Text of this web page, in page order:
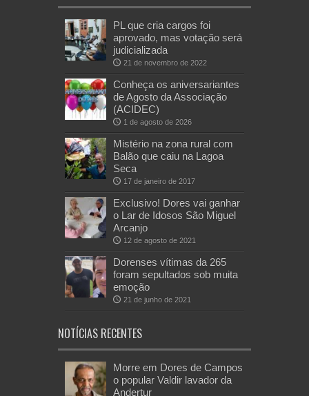
PL que cria cargos foi
aprovado, mas votação será
judicializada
21 de novembro de 2022
Conheça os aniversariantes
de Agosto da Associação
(ACIDEC)
1 de agosto de 2026
Mistério na zona rural com
Balão que caiu na Lagoa
Seca
17 de janeiro de 2017
Exclusivo! Dores vai ganhar
o Lar de Idosos São Miguel
Arcanjo
12 de agosto de 2021
Dorenses vítimas da 265
foram sepultados sob muita
emoção
21 de junho de 2021
NOTÍCIAS RECENTES
Morre em Dores de Campos
o popular Valdir lavador da
Andertur